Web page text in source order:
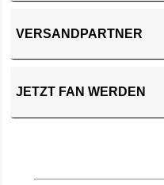
VERSANDPARTNER
JETZT FAN WERDEN